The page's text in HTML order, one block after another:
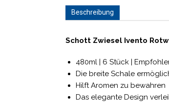
Beschreibung
Schott Zwiesel Ivento
480ml | 6 Stück |
Die breite Schale
Hilft Aromen zu bewahren
Das elegante Design